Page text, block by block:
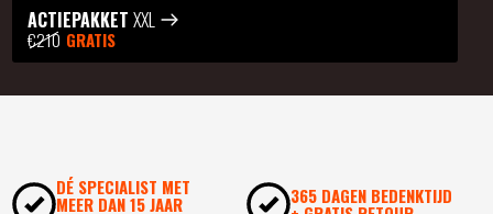
ACTIEPAKKETXXL
€210 GRATIS
DÉ SPECIALIST MET
MEER DAN 15 JAAR 365 DAGEN BEDENKTIJD